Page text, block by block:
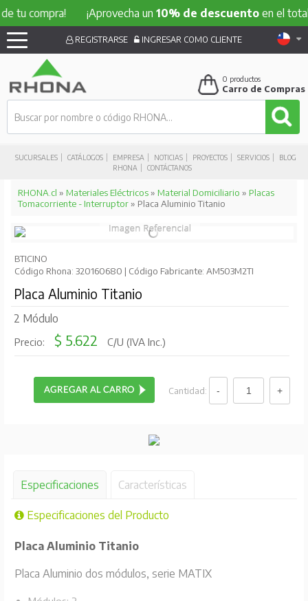
¡Aprovecha un10% de descuentoen el total de tu
SUCURSALES CATÁLOGOS EMPRESA NOTICIAS PROYECTOS SERVICIOS
BLOG
RHONA
CONTÁCTANOS
REGISTRARSE INGRESAR COMO CLIENTE
0 productos
Carro de Compras
RHONA.cl » Materiales Eléctricos» Material Domiciliario » Placas
Tomacorriente - Interruptor» Placa Aluminio Titanio
BTICINO
Código Rhona: 320160680 | Código Fabricante: AM503M2TI
Placa Aluminio Titanio
2 Módulo
Precio: $ 5.622 C/U (IVA Inc.)
Cantidad:
Especificaciones Características
Especificaciones del Producto
Placa Aluminio Titanio
Placa Aluminio dos módulos, serie MATIX